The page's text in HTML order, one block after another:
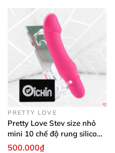
PRETTY LOVE
Pretty Love Stev size nhỏ
mini 10 chế độ rung silicone
mềm
500.000₫